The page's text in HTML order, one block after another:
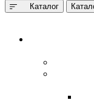
Каталог